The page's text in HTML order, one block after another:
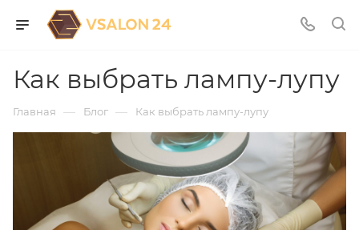
Как выбрать лампу-лупу
Главная — Блог — Как выбрать лампу-лупу